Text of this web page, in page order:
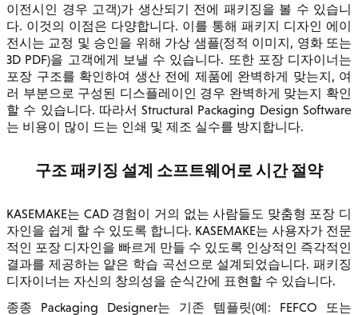
이전시인 경우 고객)가 생산되기 전에 패키징을 볼 수 있습니
다. 이것의 이점은 다양합니다. 이를 통해 패키지 디자인 에이
전시는 교정 및 승인을 위해 가상 샘플(정적 이미지, 영화 또는
3D PDF)을 고객에게 보낼 수 있습니다. 또한 포장 디자이너는
포장 구조를 확인하여 생산 전에 제품에 완벽하게 맞는지, 여
러 부분으로 구성된 디스플레이인 경우 완벽하게 맞는지 확인
할 수 있습니다. 따라서 Structural Packaging Design Software
는 비용이 많이 드는 인쇄 및 제조 실수를 방지합니다.
구조 패키징 설계 소프트웨어로 시간 절약
KASEMAKE는 CAD 경험이 거의 없는 사람들도 맞춤형 포장 디
자인을 쉽게 할 수 있도록 합니다. KASEMAKE는 사용자가 전문
적인 포장 디자인을 빠르게 만들 수 있도록 인상적인 즉각적인
결과를 제공하는 얕은 학습 곡선으로 설계되었습니다. 패키징
디자이너는 자신의 창의성을 순식간에 표현할 수 있습니다.
종종 Packaging Designer는 기존 템플릿(예: FEFCO 또는